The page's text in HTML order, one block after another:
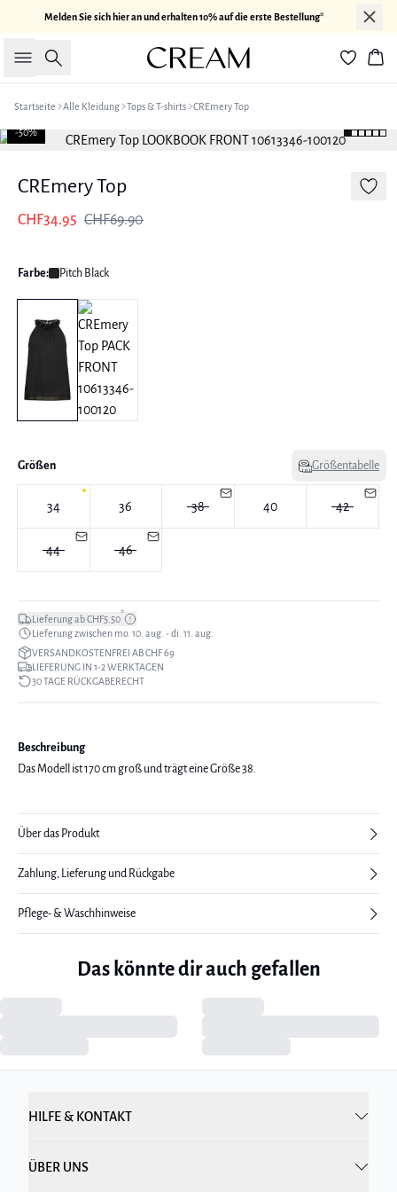
Melden Sie sich hier an und erhalten 10% auf die erste Bestellung*
Suche
Startseite Alle Kleidung Tops & T-shirts CREmery Top
-50%
CREmery Top
CHF34.95 CHF69.90
Farbe: Pitch Black
Größen Größentabelle
34 36 38 40 42
44 46
Lieferung ab CHF5.50*
Lieferung zwischen mo. 10. aug. - di. 11. aug.
VERSANDKOSTENFREI AB CHF 69
LIEFERUNG IN 1-2 WERKTAGEN
30 TAGE RÜCKGABERECHT
Beschreibung
Das Modell ist 170 cm groß und trägt eine Größe 38.
Über das Produkt
Zahlung, Lieferung und Rückgabe
Pflege- & Waschhinweise
Das könnte dir auch gefallen
HILFE & KONTAKT
ÜBER UNS